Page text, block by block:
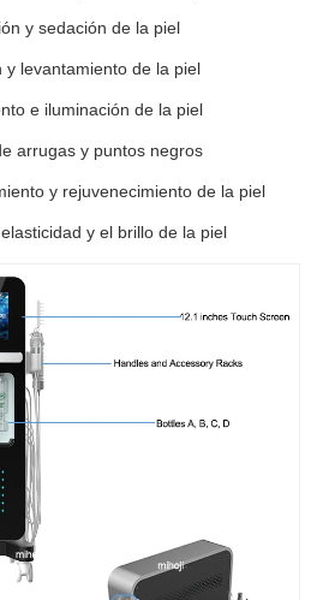
y sedación de la piel
y levantamiento de la piel
e iluminación de la piel
arrugas y puntos negros
y rejuvenecimiento de la piel
y el brillo de la piel